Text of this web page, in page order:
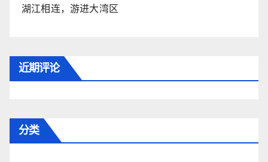
湖江相连，游进大湾区
近期评论
分类